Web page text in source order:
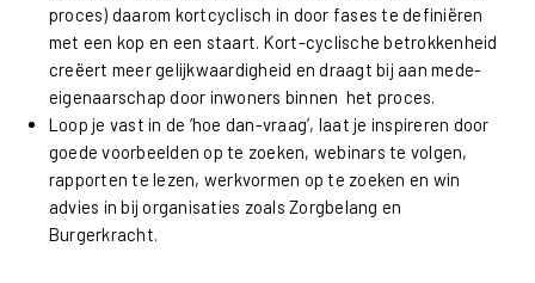
proces) daarom kortcyclisch in door fases te definiëren
met een kop en een staart. Kort-cyclische betrokkenheid
creëert meer gelijkwaardigheid en draagt bij aan mede-
eigenaarschap door inwoners binnen het proces.
Loop je vast in de ‘hoe dan-vraag’, laat je inspireren door
goede voorbeelden op te zoeken, webinars te volgen,
rapporten te lezen, werkvormen op te zoeken en win
advies in bij organisaties zoals Zorgbelang en
Burgerkracht.